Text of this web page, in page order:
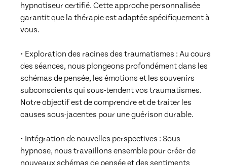
hypnotiseur certifié. Cette approche personnalisée
garantit que la thérapie est adaptée spécifiquement à
vous.
• Exploration des racines des traumatismes : Au cours
des séances, nous plongeons profondément dans les
schémas de pensée, les émotions et les souvenirs
subconscients qui sous-tendent vos traumatismes.
Notre objectif est de comprendre et de traiter les
causes sous-jacentes pour une guérison durable.
• Intégration de nouvelles perspectives : Sous
hypnose, nous travaillons ensemble pour créer de
nouveaux schémas de pensée et des sentiments